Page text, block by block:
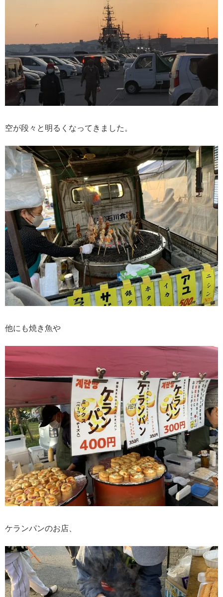
空が段々と明るくなってきました。
他にも焼き魚や
ケランパンのお店、